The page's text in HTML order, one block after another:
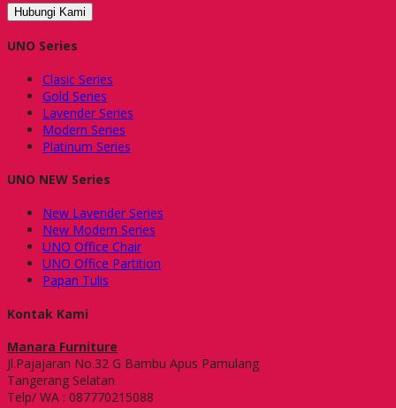
Hubungi Kami
UNO Series
Clasic Series
Gold Series
Lavender Series
Modern Series
Platinum Series
UNO NEW Series
New Lavender Series
New Modern Series
UNO Office Chair
UNO Office Partition
Papan Tulis
Kontak Kami
Manara Furniture
Jl.Pajajaran No.32 G Bambu Apus Pamulang
Tangerang Selatan
Telp/ WA : 087770215088